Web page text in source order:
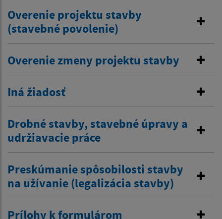
Overenie projektu stavby
(stavebné povolenie)
Overenie zmeny projektu stavby
Iná žiadosť
Drobné stavby, stavebné úpravy a
udržiavacie práce
Preskúmanie spôsobilosti stavby
na užívanie (legalizácia stavby)
Prílohy k formulárom